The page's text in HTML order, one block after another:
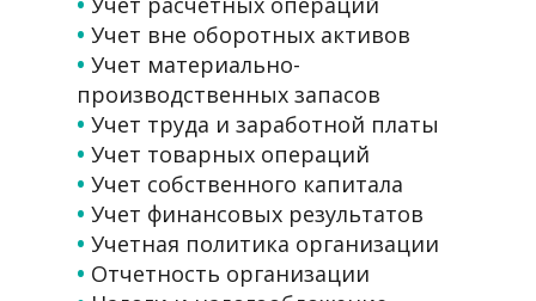
• Учет вне оборотных активов
• Учет материально-
производственных запасов
• Учет труда и заработной платы
• Учет товарных операций
• Учет собственного капитала
• Учет финансовых результатов
• Учетная политика организации
• Отчетность организации